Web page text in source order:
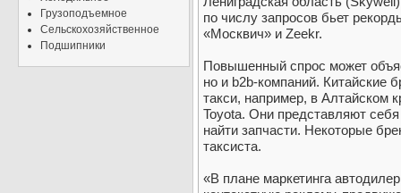
Грузоподъемное
Сельскохозяйственное
Подшипники
по числу запросов бьет
«Москвич» и Zeekr.
Повышенный спрос может
но и b2b-компаний. Китайские
такси, например, в Алтайском
Toyota. Они представляют
найти запчасти. Некоторые
таксиста.
«В плане маркетинга